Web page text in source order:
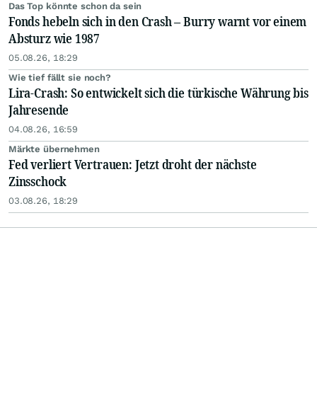
Das Top könnte schon da sein
Fonds hebeln sich in den Crash – Burry warnt vor einem
Absturz wie 1987
05.08.26, 18:29
Wie tief fällt sie noch?
Lira-Crash: So entwickelt sich die türkische Währung bis
Jahresende
04.08.26, 16:59
Märkte übernehmen
Fed verliert Vertrauen: Jetzt droht der nächste
Zinsschock
03.08.26, 18:29